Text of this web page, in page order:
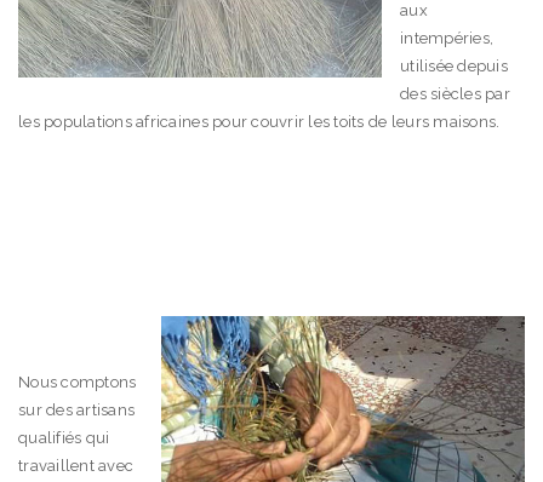
aux
intempéries,
utilisée depuis
des siècles par
les populations africaines pour couvrir les toits de leurs maisons.
Nous comptons
sur des artisans
qualifiés qui
travaillent avec